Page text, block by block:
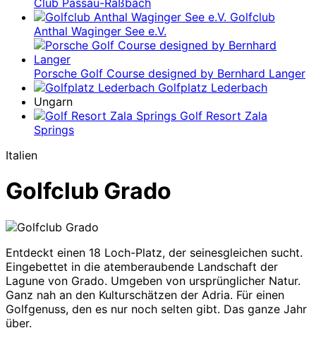
Club Passau-Raßbach
Golfclub
Anthal Waginger See e.V.
Porsche Golf Course designed by Bernhard Langer
Golfplatz Lederbach
Ungarn
Golf Resort Zala
Springs
Italien
Golfclub Grado
Entdeckt einen 18 Loch-Platz, der seinesgleichen sucht.
Eingebettet in die atemberaubende Landschaft der
Lagune von Grado. Umgeben von ursprünglicher Natur.
Ganz nah an den Kulturschätzen der Adria. Für einen
Golfgenuss, den es nur noch selten gibt. Das ganze Jahr
über.